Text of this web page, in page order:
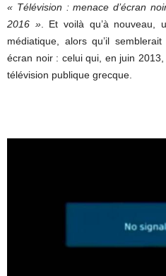
« Télévision : menace d’écran
2016 ». Et voilà qu’à nouveau,
médiatique, alors qu’il
écran noir : celui qui, en juin
télévision publique grecque.